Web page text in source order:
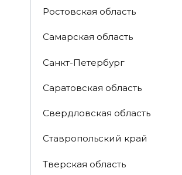
Ростовская область
Самарская область
Санкт-Петербург
Саратовская область
Свердловская область
Ставропольский край
Тверская область